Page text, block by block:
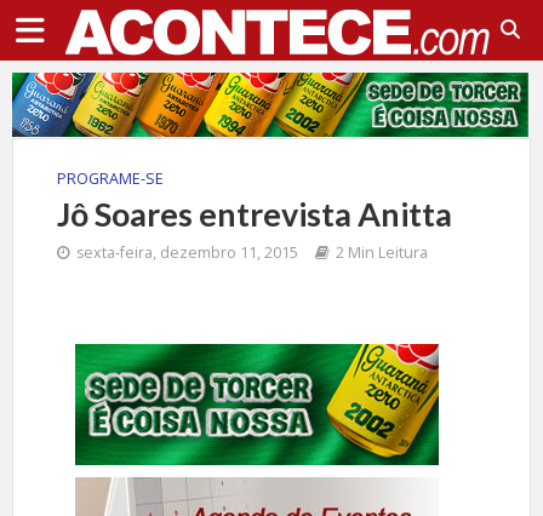
PROGRAME-SE
Jô Soares entrevista Anitta
sexta-feira, dezembro 11, 2015 2 Min Leitura